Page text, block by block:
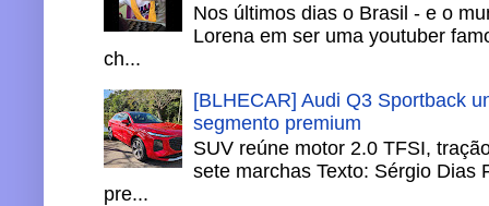
Nos últimos dias o Brasil - e o
Lorena em ser uma youtuber
ch...
[BLHECAR] Audi Q3 Sportback
segmento premium
SUV reúne motor 2.0 TFSI,
sete marchas Texto: Sérgio Dias
pre...